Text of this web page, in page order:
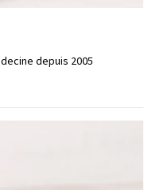
depuis 2005